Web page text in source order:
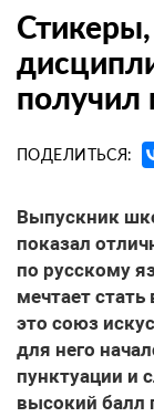
получил
ПОДЕЛИТЬСЯ:
Выпускник
показал
по русскому
мечтает
это союз
для него
пунктуации и
высокий балл